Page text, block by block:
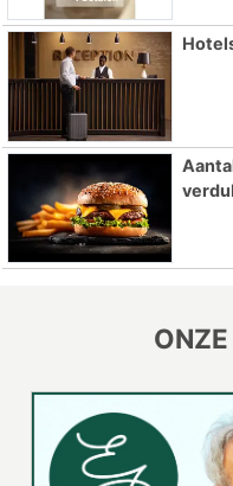
ONZE